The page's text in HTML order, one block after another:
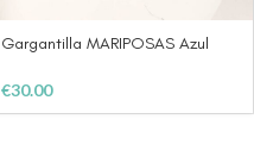
Gargantilla MARIPOSAS Azul
€30.00